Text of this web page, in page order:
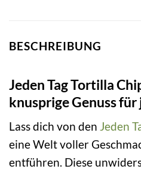
BESCHREIBUNG
Jeden Tag Tortilla
knusprige Genuss für
Lass dich von den Jeden
eine Welt voller
entführen. Diese